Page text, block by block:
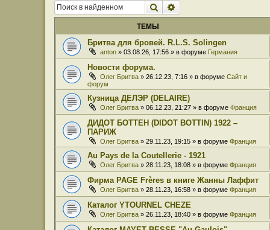
Поиск
ТЕМЫ
Бритва для бровей. R.L.S. Solingen
anton » 03.08.26, 17:56 » в форуме Германия
Новости форума.
Олег Бритва » 26.12.23, 7:16 » в форуме Сайт и
форум
Кузница ДЕЛЭР (DELAIRE)
Олег Бритва » 06.12.23, 21:27 » в форуме Франция
ДИДОТ БОТТЕН (DIDOT BOTTIN) 1922 –
ПАРИЖ
Олег Бритва » 29.11.23, 19:15 » в форуме Франция
Au Pays de la Coutellerie - 1921
Олег Бритва » 28.11.23, 18:08 » в форуме Франция
Фирма PAGE Frères в книге Жанны Лаффит
Олег Бритва » 28.11.23, 16:58 » в форуме Франция
Каталог YTOURNEL CHEZE
Олег Бритва » 26.11.23, 18:40 » в форуме Франция